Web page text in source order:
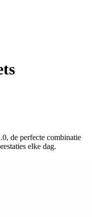
de perfecte combinatie
elke dag.